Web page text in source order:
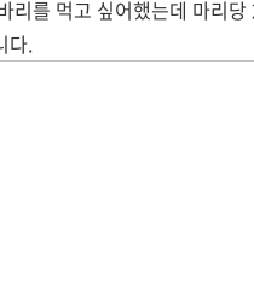
리를 먹고 싶어했는데 마리당
다.